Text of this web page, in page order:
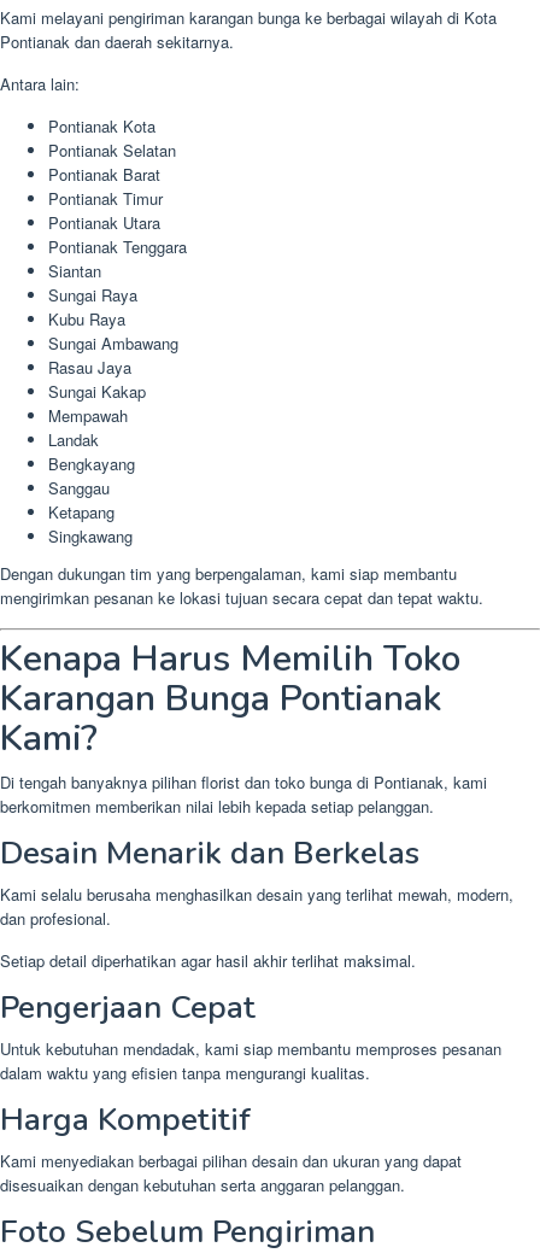
Kami melayani pengiriman karangan bunga ke berbagai wilayah di Kota
Pontianak dan daerah sekitarnya.
Antara lain:
Pontianak Kota
Pontianak Selatan
Pontianak Barat
Pontianak Timur
Pontianak Utara
Pontianak Tenggara
Siantan
Sungai Raya
Kubu Raya
Sungai Ambawang
Rasau Jaya
Sungai Kakap
Mempawah
Landak
Bengkayang
Sanggau
Ketapang
Singkawang
Dengan dukungan tim yang berpengalaman, kami siap membantu
mengirimkan pesanan ke lokasi tujuan secara cepat dan tepat waktu.
Kenapa Harus Memilih Toko
Karangan Bunga Pontianak
Kami?
Di tengah banyaknya pilihan florist dan toko bunga di Pontianak, kami
berkomitmen memberikan nilai lebih kepada setiap pelanggan.
Desain Menarik dan Berkelas
Kami selalu berusaha menghasilkan desain yang terlihat mewah, modern,
dan profesional.
Setiap detail diperhatikan agar hasil akhir terlihat maksimal.
Pengerjaan Cepat
Untuk kebutuhan mendadak, kami siap membantu memproses pesanan
dalam waktu yang efisien tanpa mengurangi kualitas.
Harga Kompetitif
Kami menyediakan berbagai pilihan desain dan ukuran yang dapat
disesuaikan dengan kebutuhan serta anggaran pelanggan.
Foto Sebelum Pengiriman